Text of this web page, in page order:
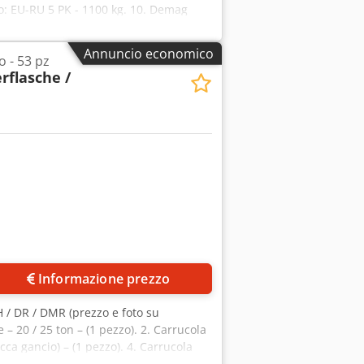
RU 5 PK - 1100 kg. 10. Demag
Annuncio economico
- 53 pz
/
Informazione prezzo
DR / DMR (prezzo e foto su
20 / 25 ton – (1 pezzo). 2. Carrucola
gancio) – (1 pezzo). 4. Carrucola